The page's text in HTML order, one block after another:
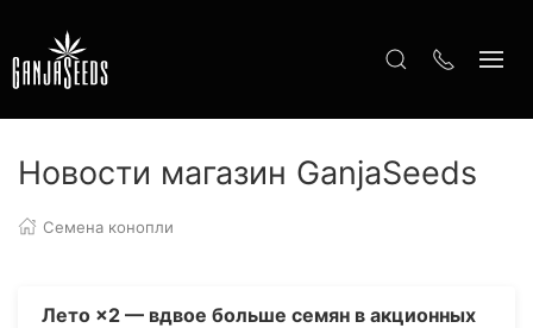
Новости магазин GanjaSeeds
Семена конопли
Лето ×2 — вдвое больше семян в акционных